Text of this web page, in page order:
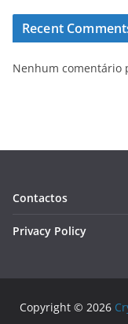
Recent
Nenhum comentário
Contactos
Privacy Policy
Copyright © 2026